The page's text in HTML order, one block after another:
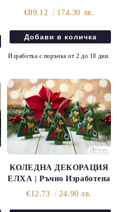
€89.12 174.30 лв.
Изработка с поръчка от 2 до 10 дни.
КОЛЕДНА ДЕКОРАЦИЯ
ЕЛХА | Ръчно Изработена
€12.73
24.90 лв.